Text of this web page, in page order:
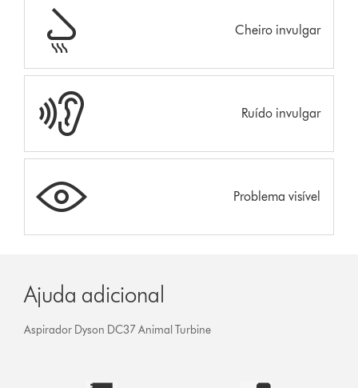
Cheiro invulgar
Ruído invulgar
Problema visível
Ajuda adicional
Aspirador Dyson DC37 Animal Turbine